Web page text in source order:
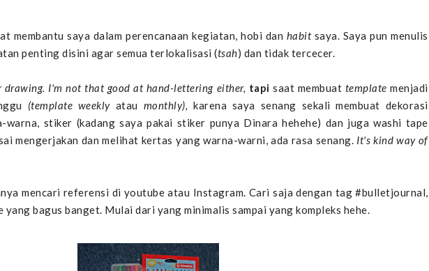
membantu saya dalam perencanaan kegiatan, hobi dan habit saya. Saya pun menulis
penting disini agar semua terlokalisasi (tsah) dan tidak tercecer.
I'm not that good at hand-lettering either, tapi saat membuat template menjadi
(template weekly atau monthly), karena saya senang sekali membuat dekorasi
warna, stiker (kadang saya pakai stiker punya Dinara hehehe) dan juga washi tape
mengerjakan dan melihat kertas yang warna-warni, ada rasa senang. It's kind way of
mencari referensi di youtube atau Instagram. Cari saja dengan tag #bulletjournal,
yang bagus banget. Mulai dari yang minimalis sampai yang kompleks hehe.